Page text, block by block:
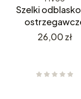
Szelki
Potwest HV55
Cena
26,00 zł